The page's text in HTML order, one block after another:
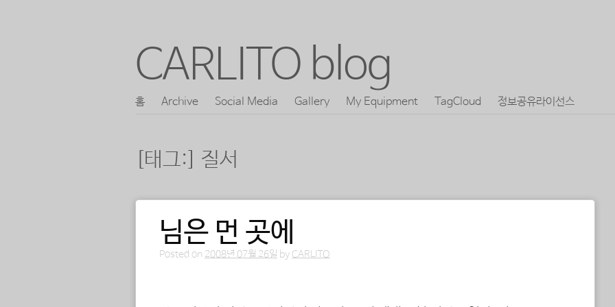
CARLITO blog
콘
로
홈 Archive Social Media Gallery My Equipment TagCloud 정보공유라이선스
[태그:] 질서
포스트 내비게이션
님은 먼 곳에
Posted on 2008년 07월 26일 by CARLITO